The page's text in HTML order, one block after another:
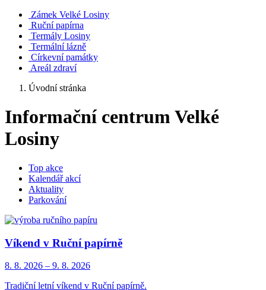
Zámek Velké Losiny
Ruční papírna
Termály Losiny
Termální lázně
Církevní památky
Areál zdraví
Úvodní stránka
Informační centrum Velké
Losiny
Top akce
Kalendář akcí
Aktuality
Parkování
Víkend v Ruční papírně
8. 8. 2026 – 9. 8. 2026
Tradiční letní víkend v Ruční papírně.